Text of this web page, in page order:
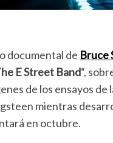
documental de Bruce
E Street Band“,
de los ensayos
mientras
en octubre.